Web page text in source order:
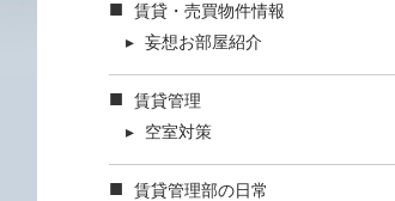
賃貸・売買物件情報
妄想お部屋紹介
賃貸管理
空室対策
賃貸管理部の日常